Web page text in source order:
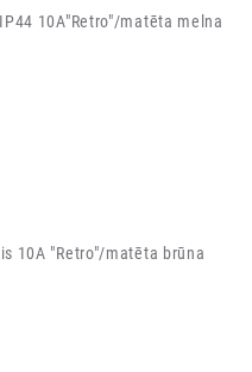
10A"Retro"/matēta melna
10A "Retro"/matēta brūna